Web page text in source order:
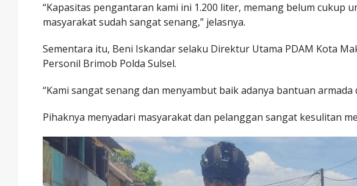
“Kapasitas pengantaran kami ini 1.200 liter, memang belum
masyarakat sudah sangat senang,” jelasnya.
Sementara itu, Beni Iskandar selaku Direktur Utama PDAM Kota
Personil Brimob Polda Sulsel.
“Kami sangat senang dan menyambut baik adanya bantuan
Pihaknya menyadari masyarakat dan pelanggan sangat kesulitan